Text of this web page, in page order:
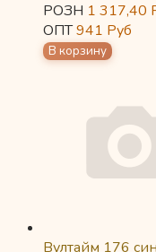
РОЗН 1 317,40
ОПТ941 Руб
Вултайм 176